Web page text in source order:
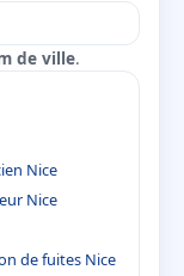
de ville.
Nice
Nice
de fuites Nice